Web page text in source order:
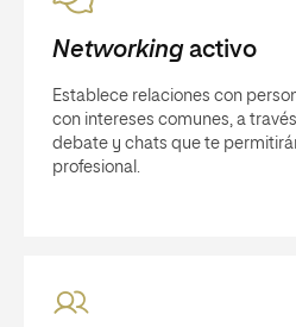
Networkingactivo
Establece relaciones con
con intereses comunes, a
debate y chats que te
profesional.